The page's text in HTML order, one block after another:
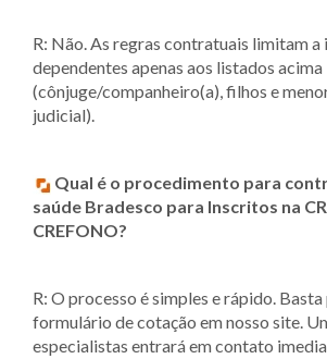
R: Não. As regras contratuais limitam a
dependentes apenas aos listados acima
(cônjuge/companheiro(a), filhos e
judicial).
Qual é o procedimento para
saúde Bradesco para Inscritos na
CREFONO?
R: O processo é simples e rápido.
formulário de cotação em nosso site.
especialistas entrará em contato